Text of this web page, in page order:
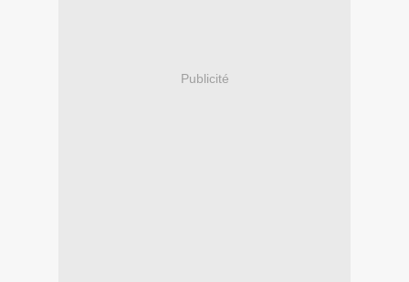
Publicité